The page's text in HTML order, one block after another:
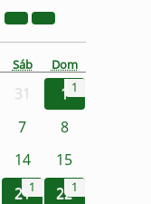
Sáb Dom
31 1 1
7
8
14
15
211 221